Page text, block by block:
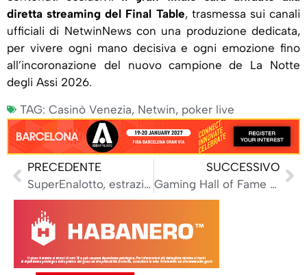
diretta streaming del Final Table, trasmessa sui canali
ufficiali di NetwinNews con una produzione dedicata,
per vivere ogni mano decisiva e ogni emozione fino
all’incoronazione del nuovo campione de La Notte
degli Assi 2026.
TAG: Casinò Venezia, Netwin, poker live
PRECEDENTE
SuperEnalotto, estrazione del 7 luglio 2026: undici 5 da 17mila euro
SUCCESSIVO
Gaming Hall of Fame 2026 dell’Aga, ecco le quattro nuove stelle del gioco